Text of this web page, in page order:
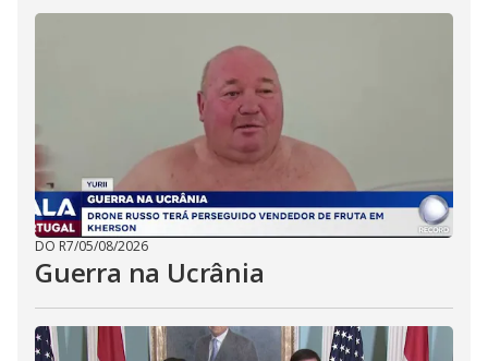
DO R7/05/08/2026
Guerra na Ucrânia